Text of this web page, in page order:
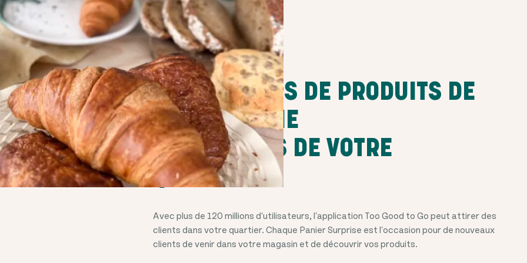
DES MILLIERS DE PRODUITS DE
BOULANGERIE
DES CLIENTS DE VOTRE
QUARTIER
Avec plus de 120 millions d'utilisateurs, l'application Too Good to Go peut attirer des
clients dans votre quartier. Chaque Panier Surprise est l'occasion pour de nouveaux
clients de venir dans votre magasin et de découvrir vos produits.